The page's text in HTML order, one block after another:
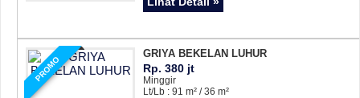
PROMO
GRIYA BEKELAN LUHUR
Rp. 380 jt
Minggir
Lt/Lb : 91 m² / 36 m²